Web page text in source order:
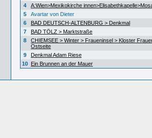
4
A:Wien>Mexikokirche
5
Avartar von Dieter
6
BAD DEUTSCH-ALTENBURG > Denkmal
7
BAD TÖLZ > Marktstraße
8
CHIEMSEE > Winter > Fraueninsel > Kloster
Ostseite
9
Denkmal Adam Riese
10 Ein Brunnen an der Mauer